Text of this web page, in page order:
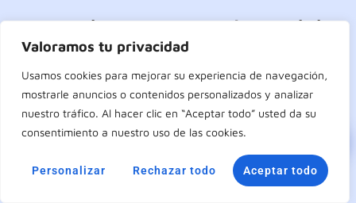
Valoramos tu privacidad
Usamos cookies para mejorar su experiencia de navegación,
mostrarle anuncios o contenidos personalizados y analizar
nuestro tráfico. Al hacer clic en “Aceptar todo” usted da su
consentimiento a nuestro uso de las cookies.
Personalizar Rechazar todo Aceptar todo
Zonas de Rascanya con más actividad
Torrefiel
Orriols;
Ya nos mudamos a zonas cercanas
Benicalap;
La Zaidía
Benimaclet.
WhatsApp